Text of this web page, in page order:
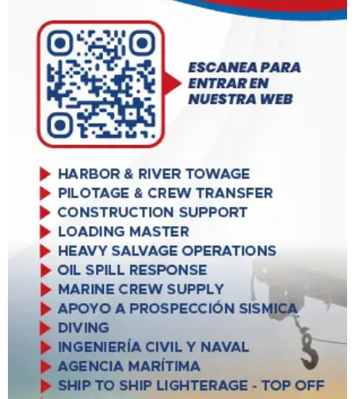
Estoy de acuerdo con las
condiciones y políticas de
privacidad.